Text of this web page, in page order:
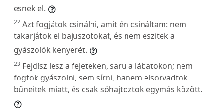
esnek el.
22 Azt fogjátok csinálni, amit én csináltam: nem
takarjátok el bajuszotokat, és nem eszitek a
gyászolók kenyerét.
23 Fejdísz lesz a fejeteken, saru a lábatokon; nem
fogtok gyászolni, sem sírni, hanem elsorvadtok
bűneitek miatt, és csak sóhajtoztok egymás között.